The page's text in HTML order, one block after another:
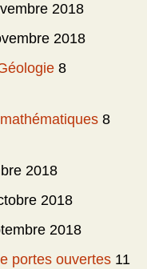
2018
2018
8
8
2018
2018
2018
portes ouvertes 11